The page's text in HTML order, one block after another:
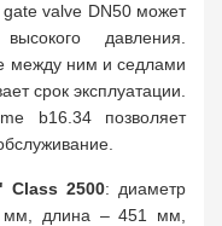
valve DN50 может
давления.
между ним и седлами
срок эксплуатации.
b16.34 позволяет
Class 2500: диаметр
мм, длина – 451 мм,